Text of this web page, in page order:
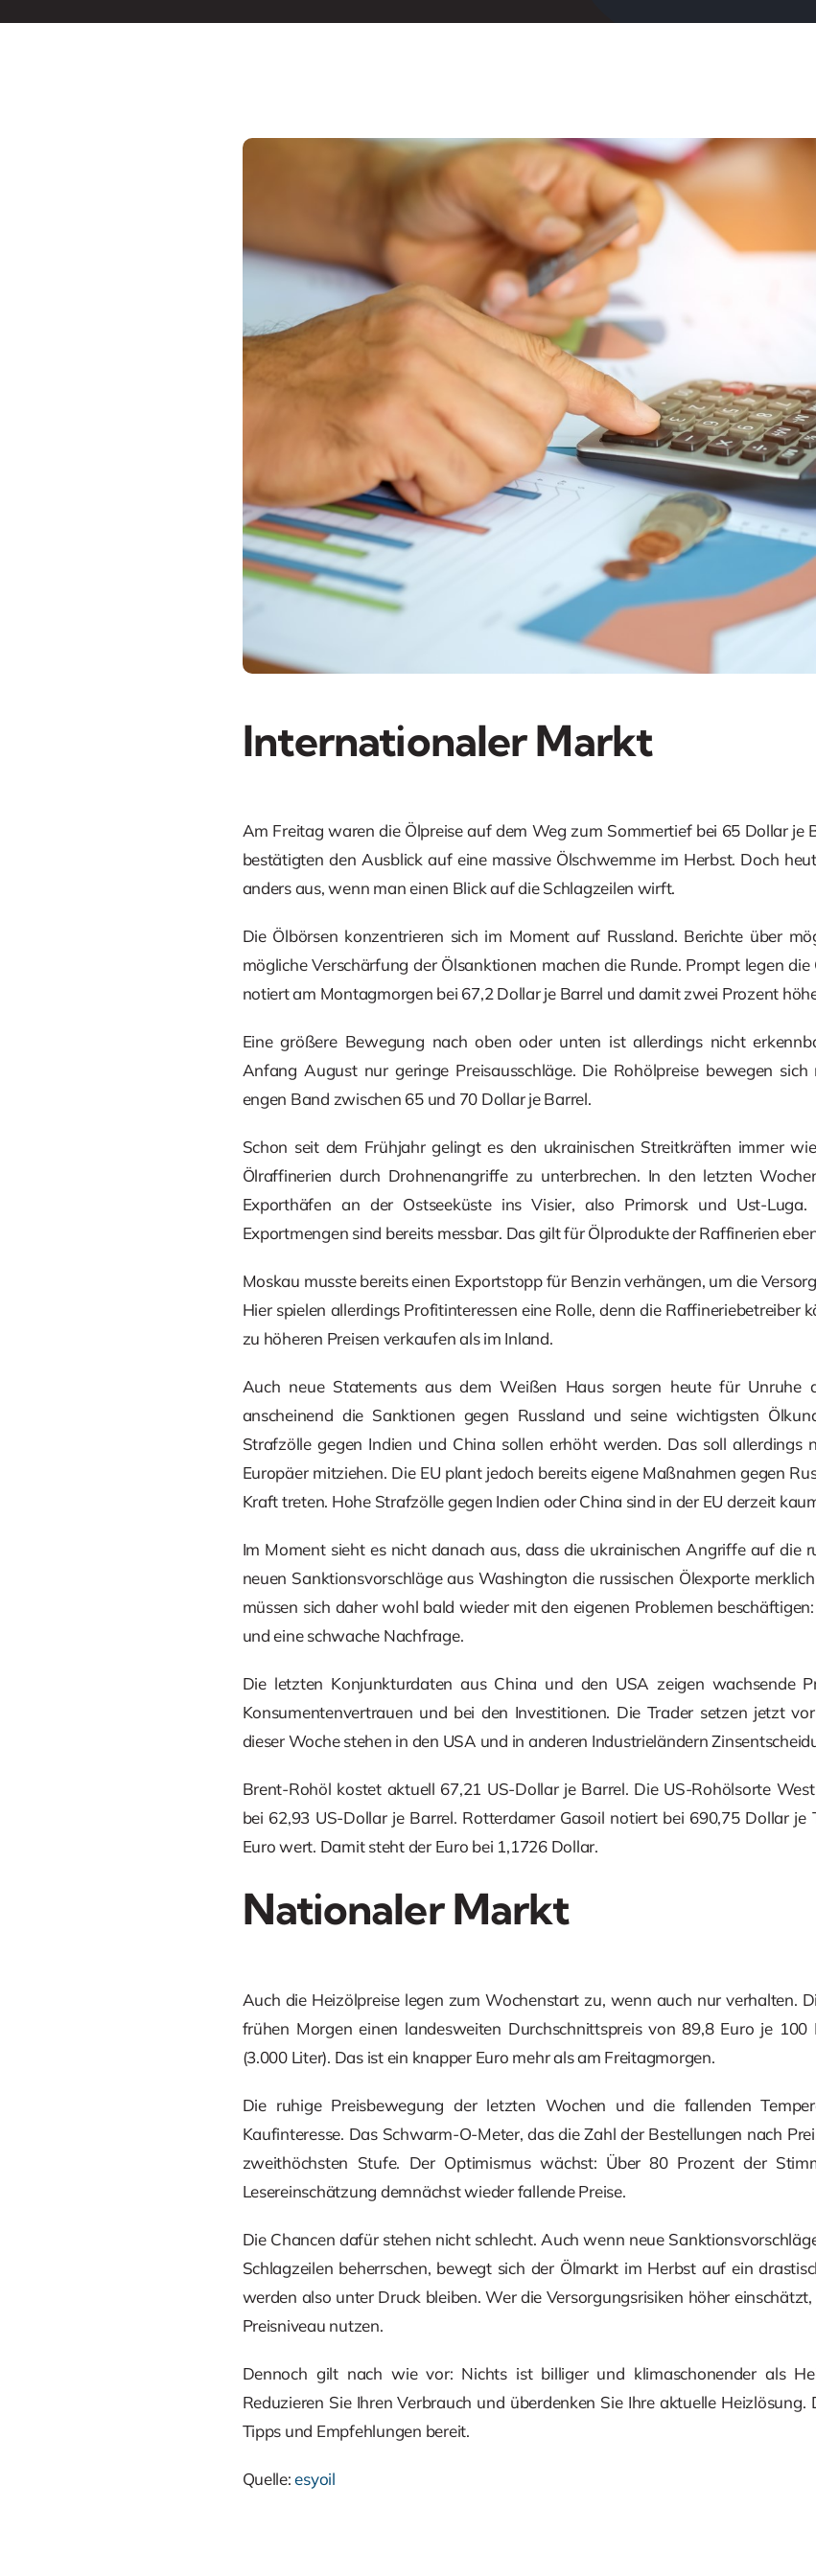
Internationaler Markt
Am Freitag waren die Ölpreise auf dem Weg zum Sommertief bei 65 Dollar je
bestätigten den Ausblick auf eine massive Ölschwemme im Herbst. Doch
anders aus, wenn man einen Blick auf die Schlagzeilen wirft.
Die Ölbörsen konzentrieren sich im Moment auf Russland. Berichte über
mögliche Verschärfung der Ölsanktionen machen die Runde. Prompt legen
notiert am Montagmorgen bei 67,2 Dollar je Barrel und damit zwei Prozent
Eine größere Bewegung nach oben oder unten ist allerdings nicht
Anfang August nur geringe Preisausschläge. Die Rohölpreise bewegen
engen Band zwischen 65 und 70 Dollar je Barrel.
Schon seit dem Frühjahr gelingt es den ukrainischen Streitkräften immer
Ölraffinerien durch Drohnenangriffe zu unterbrechen. In den letzten
Exporthäfen an der Ostseeküste ins Visier, also Primorsk und Ust-
Exportmengen sind bereits messbar. Das gilt für Ölprodukte der Raffinerien
Moskau musste bereits einen Exportstopp für Benzin verhängen, um die
Hier spielen allerdings Profitinteressen eine Rolle, denn die Raffineriebetreiber
zu höheren Preisen verkaufen als im Inland.
Auch neue Statements aus dem Weißen Haus sorgen heute für Unruhe
anscheinend die Sanktionen gegen Russland und seine wichtigsten
Strafzölle gegen Indien und China sollen erhöht werden. Das soll allerdings
Europäer mitziehen. Die EU plant jedoch bereits eigene Maßnahmen gegen
Kraft treten. Hohe Strafzölle gegen Indien oder China sind in der EU derzeit
Im Moment sieht es nicht danach aus, dass die ukrainischen Angriffe auf die
neuen Sanktionsvorschläge aus Washington die russischen Ölexporte
müssen sich daher wohl bald wieder mit den eigenen Problemen
und eine schwache Nachfrage.
Die letzten Konjunkturdaten aus China und den USA zeigen wachsende
Konsumentenvertrauen und bei den Investitionen. Die Trader setzen jetzt
dieser Woche stehen in den USA und in anderen Industrieländern
Brent-Rohöl kostet aktuell 67,21 US-Dollar je Barrel. Die US-Rohölsorte
bei 62,93 US-Dollar je Barrel. Rotterdamer Gasoil notiert bei 690,75 Dollar je
Euro wert. Damit steht der Euro bei 1,1726 Dollar.
Nationaler Markt
Auch die Heizölpreise legen zum Wochenstart zu, wenn auch nur verhalten.
frühen Morgen einen landesweiten Durchschnittspreis von 89,8 Euro je
(3.000 Liter). Das ist ein knapper Euro mehr als am Freitagmorgen.
Die ruhige Preisbewegung der letzten Wochen und die fallenden
Kaufinteresse. Das Schwarm-O-Meter, das die Zahl der Bestellungen nach
zweithöchsten Stufe. Der Optimismus wächst: Über 80 Prozent der
Lesereinschätzung demnächst wieder fallende Preise.
Die Chancen dafür stehen nicht schlecht. Auch wenn neue
Schlagzeilen beherrschen, bewegt sich der Ölmarkt im Herbst auf ein
werden also unter Druck bleiben. Wer die Versorgungsrisiken höher
Preisniveau nutzen.
Dennoch gilt nach wie vor: Nichts ist billiger und klimaschonender als
Reduzieren Sie Ihren Verbrauch und überdenken Sie Ihre aktuelle
Tipps und Empfehlungen bereit.
Quelle:esyoil